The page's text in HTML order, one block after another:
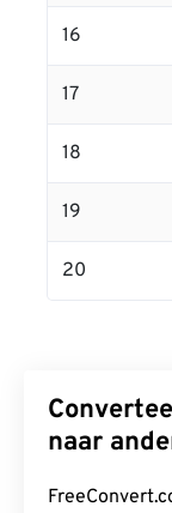
16
17
18
19
20
naar